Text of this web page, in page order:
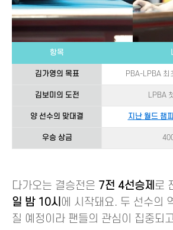
항목
김가영의 목표 PBA-LPBA 최
김보미의 도전 LPBA
양 선수의 맞대결 지난 월드 챔
우승 상금
다가오는 결승전은 7전 4선승제 로
일 밤 10시 에 시작돼요. 두 선수의
질 예정이라 팬들의 관심이 집중되